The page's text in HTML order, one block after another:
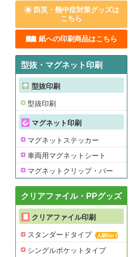
防災・熱中症対策グッズは
こちら
紙への印刷商品はこちら
型抜・マグネット印刷
型抜印刷
型抜印刷
マグネット印刷
マグネットステッカー
車両用マグネットシート
マグネットクリップ・バー
クリアファイル・PPグッズ
クリアファイル印刷
スタンダードタイプ
シングルポケットタイプ